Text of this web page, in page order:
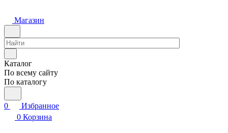
Магазин
Каталог
По всему сайту
По каталогу
0
Избранное
0 Корзина